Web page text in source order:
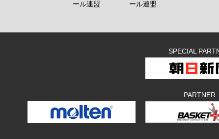
ール連盟
ール連盟
SPECIAL
PARTNER